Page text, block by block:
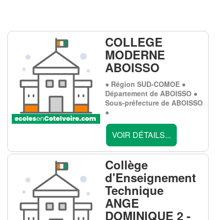
COLLEGE
MODERNE
ABOISSO
● Région SUD-COMOE ●
Département de ABOISSO ●
Sous-préfecture de ABOISSO
●
VOIR DÉTAILS...
Collège
d'Enseignement
Technique
ANGE
DOMINIQUE 2 -